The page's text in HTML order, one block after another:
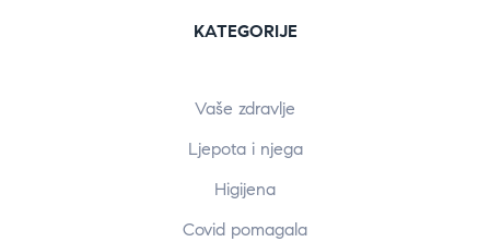
KATEGORIJE
Vaše zdravlje
Ljepota i njega
Higijena
Covid pomagala